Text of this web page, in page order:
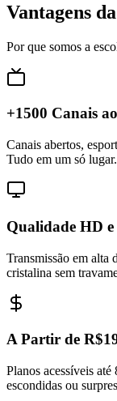
Vantagens
Por que somos a
+1500 Canais
Canais abertos,
Tudo em um só lugar.
Qualidade HD
Transmissão em
cristalina sem
A Partir de
Planos acessíveis
escondidas ou